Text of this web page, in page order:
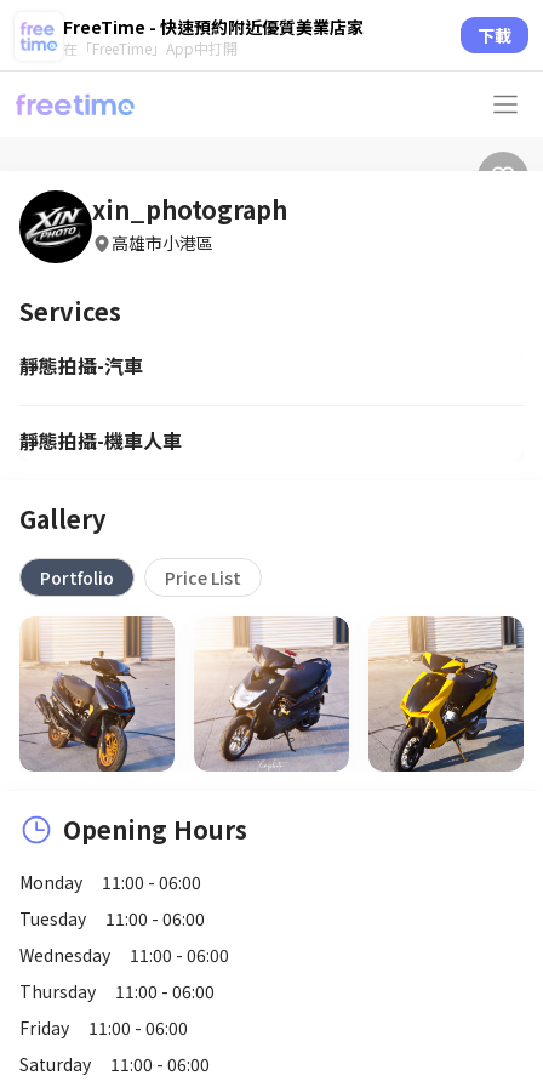
FreeTime - 快速預約附近優質美業店家
在「FreeTime」App中打開 下載
xin_photograph
高雄市小港區
Services
靜態拍攝-汽車
靜態拍攝-機車人車
Gallery
Portfolio Price List
Opening Hours
Monday
11:00 - 06:00
Tuesday
11:00 - 06:00
Wednesday
11:00 - 06:00
Thursday
11:00 - 06:00
Friday
11:00 - 06:00
Saturday
11:00 - 06:00